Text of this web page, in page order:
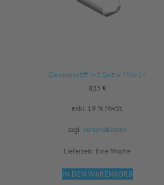
Gewindestift mit Spitze M8x16
0,15 €
exkl. 19 % MwSt.
zzgl. Versandkosten
Lieferzeit: Eine Woche
IN DEN WARENKORB